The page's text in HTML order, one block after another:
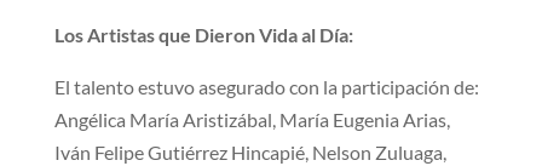
Los Artistas que Dieron Vida al Día:
El talento estuvo asegurado con la participación de:
Angélica María Aristizábal, María Eugenia Arias,
Iván Felipe Gutiérrez Hincapié, Nelson Zuluaga,